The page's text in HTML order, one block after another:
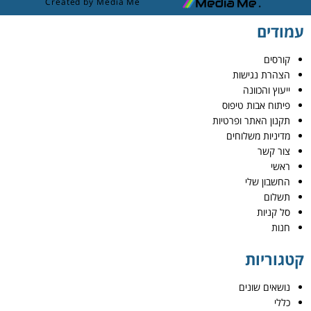
עמודים
קורסים
הצהרת נגישות
ייעוץ והכוונה
פיתוח אבות טיפוס
תקנון האתר ופרטיות
מדיניות משלוחים
צור קשר
ראשי
החשבון שלי
תשלום
סל קניות
חנות
קטגוריות
נושאים שונים
כללי